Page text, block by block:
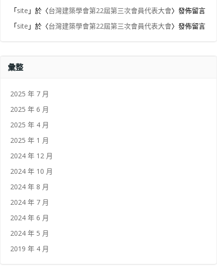
「site 」於〈台灣建築學會第22屆第三次會員代表大會〉發佈留言
「site 」於〈台灣建築學會第22屆第三次會員代表大會〉發佈留言
彙整
2025 年 7 月
2025 年 6 月
2025 年 4 月
2025 年 1 月
2024 年 12 月
2024 年 10 月
2024 年 8 月
2024 年 7 月
2024 年 6 月
2024 年 5 月
2019 年 4 月